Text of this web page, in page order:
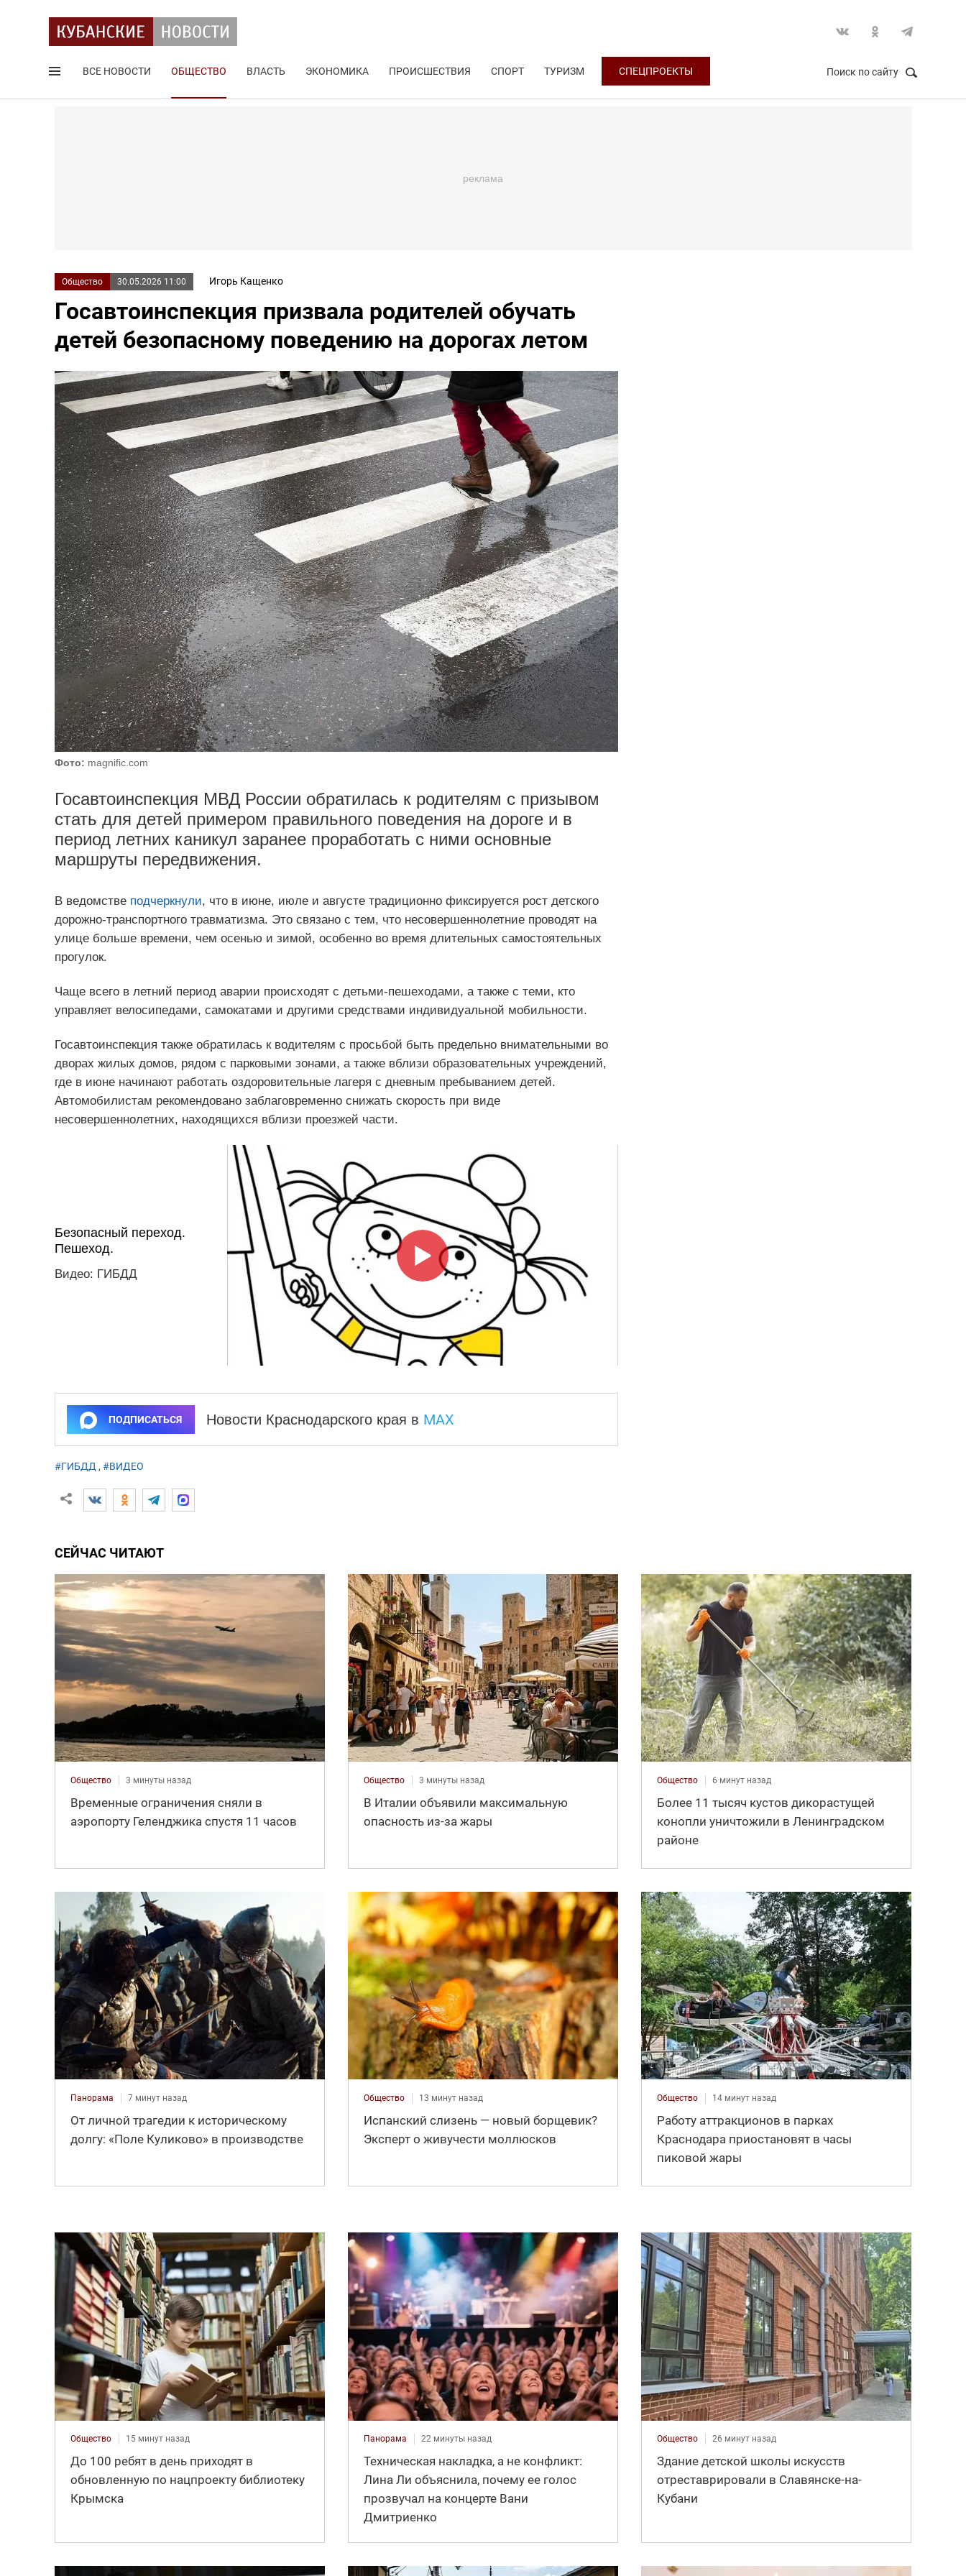
ВСЕ НОВОСТИ ОБЩЕСТВО ВЛАСТЬ ЭКОНОМИКА ПРОИСШЕСТВИЯ СПОРТ ТУРИЗМ СПЕЦПРОЕКТЫ Поиск по сайту
Общество 30.05.2026 11:00 Игорь Кащенко
Госавтоинспекция призвала родителей обучать
детей безопасному поведению на дорогах летом
Фото: magnific.com
Госавтоинспекция МВД России обратилась к родителям с призывом
стать для детей примером правильного поведения на дороге и в
период летних каникул заранее проработать с ними основные
маршруты передвижения.
В ведомстве подчеркнули, что в июне, июле и августе традиционно фиксируется рост детского
дорожно-транспортного травматизма. Это связано с тем, что несовершеннолетние проводят на
улице больше времени, чем осенью и зимой, особенно во время длительных самостоятельных
прогулок.
Чаще всего в летний период аварии происходят с детьми-пешеходами, а также с теми, кто
управляет велосипедами, самокатами и другими средствами индивидуальной мобильности.
Госавтоинспекция также обратилась к водителям с просьбой быть предельно внимательными во
дворах жилых домов, рядом с парковыми зонами, а также вблизи образовательных учреждений,
где в июне начинают работать оздоровительные лагеря с дневным пребыванием детей.
Автомобилистам рекомендовано заблаговременно снижать скорость при виде
несовершеннолетних, находящихся вблизи проезжей части.
Безопасный переход.
Пешеход.
Видео: ГИБДД
ПОДПИСАТЬСЯ Новости Краснодарского края в MAX
#ГИБДД , #ВИДЕО
СЕЙЧАС ЧИТАЮТ
Общество 3 минуты назад
Временные ограничения сняли в
аэропорту Геленджика спустя 11 часов
Общество 3 минуты назад
В Италии объявили максимальную
опасность из-за жары
Общество 6 минут назад
Более 11 тысяч кустов дикорастущей
конопли уничтожили в Ленинградском
районе
Панорама 7 минут назад
От личной трагедии к историческому
долгу: «Поле Куликово» в производстве
Общество 13 минут назад
Испанский слизень — новый борщевик?
Эксперт о живучести моллюсков
Общество 14 минут назад
Работу аттракционов в парках
Краснодара приостановят в часы
пиковой жары
Общество 15 минут назад
До 100 ребят в день приходят в
обновленную по нацпроекту библиотеку
Крымска
Панорама 22 минуты назад
Техническая накладка, а не конфликт:
Лина Ли объяснила, почему ее голос
прозвучал на концерте Вани
Дмитриенко
Общество 26 минут назад
Здание детской школы искусств
отреставрировали в Славянске-на-
Кубани